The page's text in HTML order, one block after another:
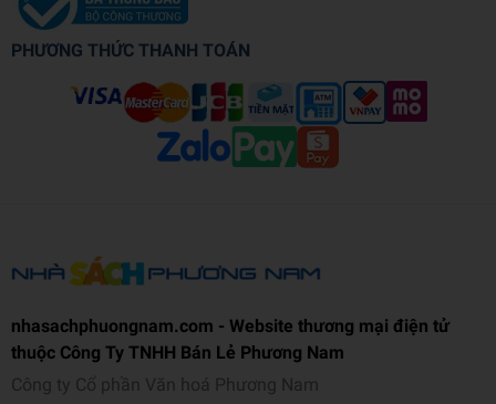
PHƯƠNG THỨC THANH TOÁN
nhasachphuongnam.com - Website thương mại điện tử
thuộc Công Ty TNHH Bán Lẻ Phương Nam
Công ty Cổ phần Văn hoá Phương Nam